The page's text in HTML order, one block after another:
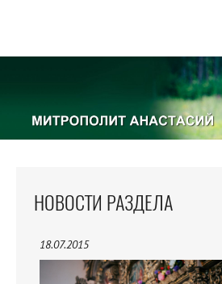
НОВОСТИ РАЗДЕЛА
18.07.2015